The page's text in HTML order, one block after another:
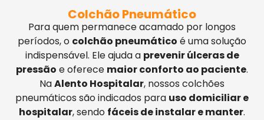
Colchão Pneumático
Para quem permanece acamado por longos
períodos, o colchão pneumático é uma solução
indispensável. Ele ajuda a prevenir úlceras de
pressão e oferece maior conforto ao paciente.
NaAlento Hospitalar, nossos colchões
pneumáticos são indicados para uso domiciliar e
hospitalar, sendo fáceis de instalar e manter.